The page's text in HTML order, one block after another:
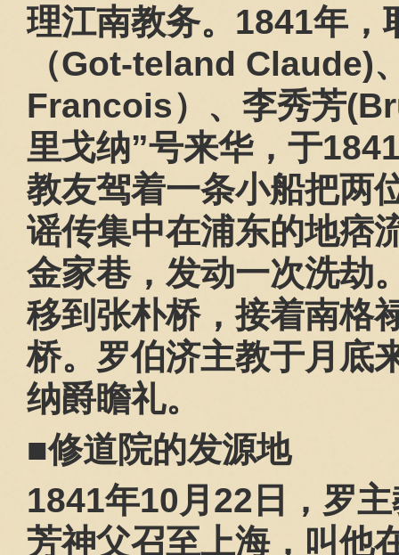
理江南教务。 1841年，
（Got-teland Claude)
Francois）、李秀芳
里戈纳”号来华，于
教友驾着一条小船把两
谣传集中在浦东的地痞
金家巷，发动一次洗劫
移到张朴桥，接着南格
桥。罗伯济主教于月底
纳爵瞻礼。
■修道院的发源地
1841年10月 22 日，罗
芳神父召至上海，叫他